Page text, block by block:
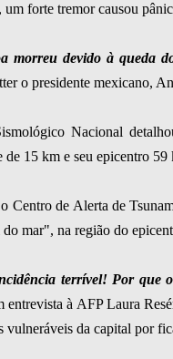
um forte tremor causou
morreu devido à queda
o presidente mexicano,
Nacional
de 15 km e seu epicentro
Centro de Alerta de
mar", na região do
terrível! Por que
entrevista à AFP Laura
vulneráveis da capital por